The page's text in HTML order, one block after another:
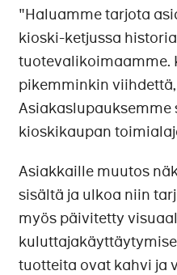
"Haluamme tarjota
kioski-ketjussa
tuotevalikoimaamme.
pikemminkin
kioskikaupan
Asiakkaille muutos
sisältä ja ulkoa niin
myös päivitetty
tuotteita ovat kahvi ja